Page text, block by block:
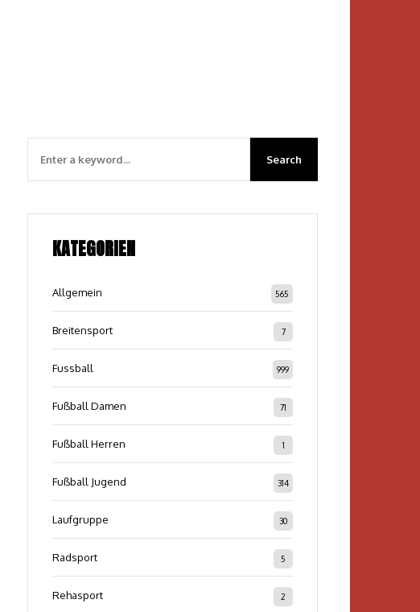
KATEGORIEN
Allgemein 565
Breitensport 7
Fussball 999
Fußball Damen 71
Fußball Herren 1
Fußball Jugend 314
Laufgruppe 30
Radsport 5
Rehasport 2